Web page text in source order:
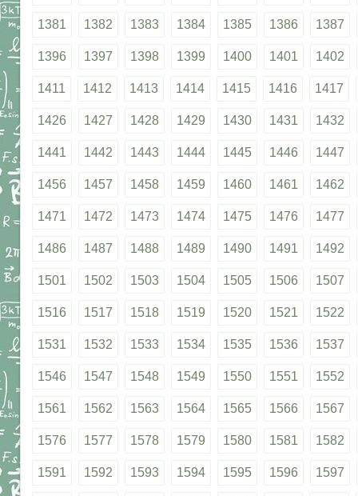
1381 1382 1383 1384 1385 1386 1387
1396 1397 1398 1399 1400 1401 1402
1411 1412 1413 1414 1415 1416 1417
1426 1427 1428 1429 1430 1431 1432
1441 1442 1443 1444 1445 1446 1447
1456 1457 1458 1459 1460 1461 1462
1471 1472 1473 1474 1475 1476 1477
1486 1487 1488 1489 1490 1491 1492
1501 1502 1503 1504 1505 1506 1507
1516 1517 1518 1519 1520 1521 1522
1531 1532 1533 1534 1535 1536 1537
1546 1547 1548 1549 1550 1551 1552
1561 1562 1563 1564 1565 1566 1567
1576 1577 1578 1579 1580 1581 1582
1591 1592 1593 1594 1595 1596 1597